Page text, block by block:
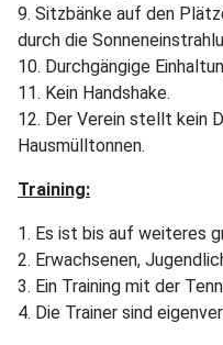
9. Sitzbänke auf den
durch die
10. Durchgängige
11. Kein Handshake.
12. Der Verein stellt kein
Hausmülltonnen.
Training:
1. Es ist bis auf weiteres
2. Erwachsenen,
3. Ein Training mit der
4. Die Trainer sind